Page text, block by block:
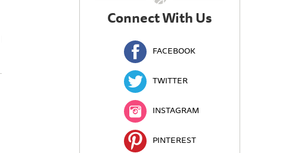
Connect With Us
FACEBOOK
TWITTER
INSTAGRAM
PINTEREST